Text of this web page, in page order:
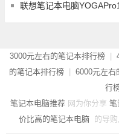
联想笔记本电脑
3000元左右的笔记本排行榜
的笔记本排行榜
6000元左右
行
笔记本电脑推荐 网为你分享 笔
价比高的笔记本电脑 的导